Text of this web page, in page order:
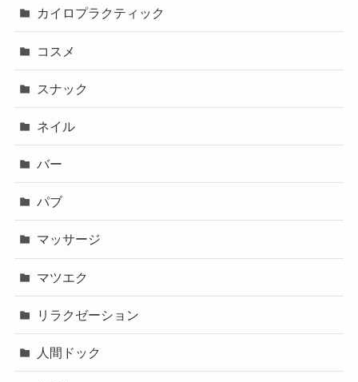
カイロプラクティック
コスメ
スナック
ネイル
バー
パブ
マッサージ
マツエク
リラクゼーション
人間ドック